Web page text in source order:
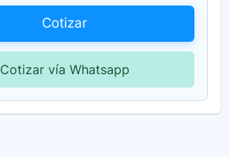
Cotizar
Cotizar vía Whatsapp